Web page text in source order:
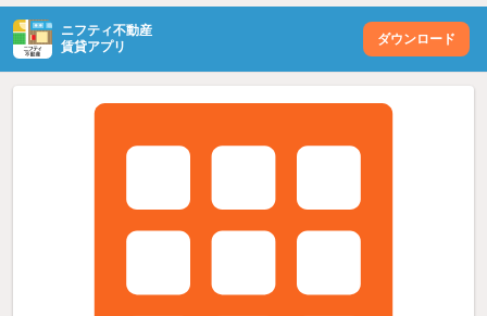
ニフティ不動産
賃貸アプリ
ダウンロード